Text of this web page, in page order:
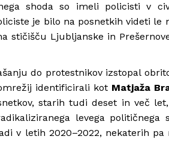
shoda so imeli policisti v
je bilo na posnetkih videti le
stičišču Ljubljanske in
do protestnikov izstopal
identificirali kot Matjaža
starih tudi deset in več
levega političnega
v letih 2020–2022, nekaterih pa